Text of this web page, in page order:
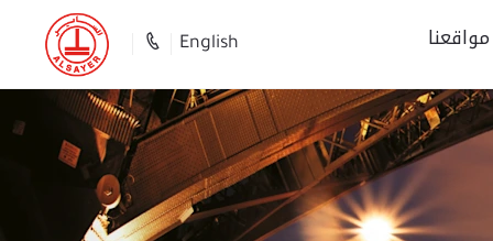
مواقعنا English